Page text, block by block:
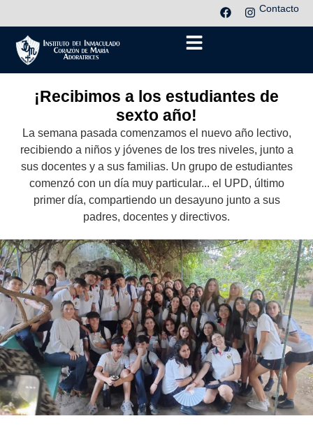
Contacto
¡Recibimos a los estudiantes de
sexto año!
La semana pasada comenzamos el nuevo año lectivo,
recibiendo a niños y jóvenes de los tres niveles, junto a
sus docentes y a sus familias. Un grupo de estudiantes
comenzó con un día muy particular... el UPD, último
primer día, compartiendo un desayuno junto a sus
padres, docentes y directivos.